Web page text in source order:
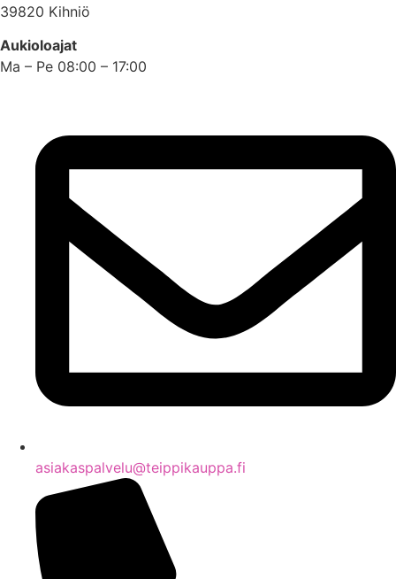
39820 Kihniö
Aukioloajat
Ma – Pe 08:00 – 17:00
asiakaspalvelu@teippikauppa.fi